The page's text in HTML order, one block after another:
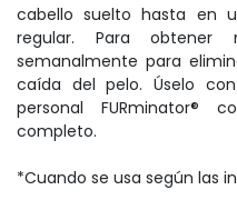
cabello suelto hasta en
regular. Para obtener
semanalmente para
caída del pelo. Úselo
personal
completo.
*Cuando se usa según las